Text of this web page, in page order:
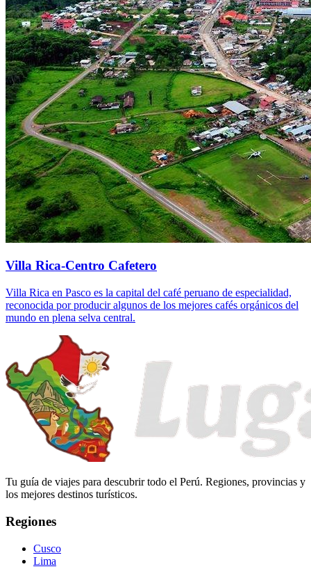
Villa Rica-Centro Cafetero
Villa Rica en Pasco es la capital del café peruano de especialidad,
reconocida por producir algunos de los mejores cafés orgánicos del
mundo en plena selva central.
Tu guía de viajes para descubrir todo el Perú. Regiones, provincias y
los mejores destinos turísticos.
Regiones
Cusco
Lima